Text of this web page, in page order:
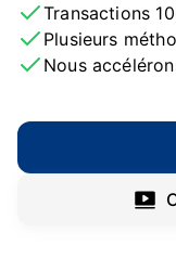
Transactions
Plusieurs
Nous